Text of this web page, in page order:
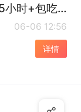
卓悦木门招聘木门师傅及学徒【8.5小时+包吃1餐】
06-06 12:56
详情